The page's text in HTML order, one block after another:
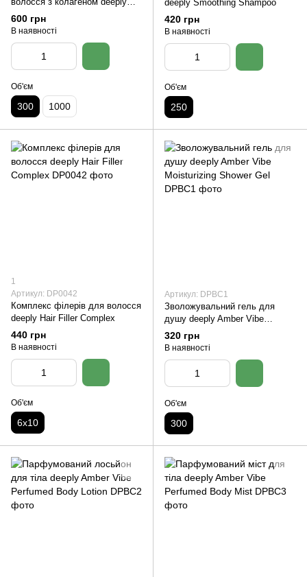
collageno hydrating hair mask
300 мл
600 грн
В наявності
Об'єм
300 1000
deeply Smoothing Shampoo
420 грн
В наявності
Об'єм
250
1
Артикул: DP0042
Комплекс філерів для волосся
deeply Hair Filler Complex
440 грн
В наявності
Об'єм
6х10
Артикул: DPBC1
Зволожувальний гель для
душу deeply Amber Vibe
Moisturizing Shower Gel
320 грн
В наявності
Об'єм
300